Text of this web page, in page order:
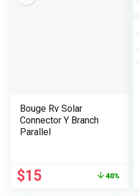
Bouge Rv Solar
Connector Y Branch
Parallel
Le
prix
$15Le 40%